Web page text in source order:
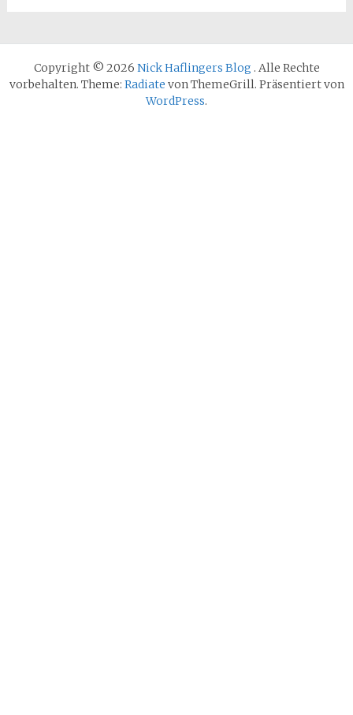
Copyright © 2026 Nick Haflingers Blog . Alle Rechte
vorbehalten. Theme: Radiate von ThemeGrill. Präsentiert von
WordPress.